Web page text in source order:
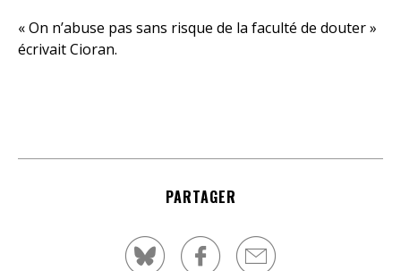
« On n’abuse pas sans risque de la faculté de douter »
écrivait Cioran.
PARTAGER